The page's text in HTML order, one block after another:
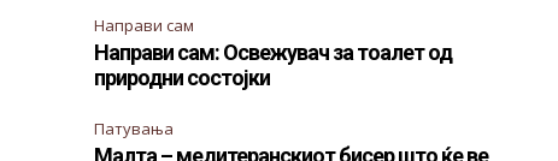
Направи сам
Направи сам: Освежувач за тоалет од
природни состојки
Патувања